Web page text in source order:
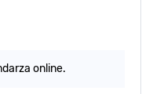
online.